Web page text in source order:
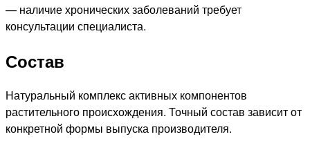
— наличие хронических заболеваний требует
консультации специалиста.
Состав
Натуральный комплекс активных компонентов
растительного происхождения. Точный состав зависит от
конкретной формы выпуска производителя.